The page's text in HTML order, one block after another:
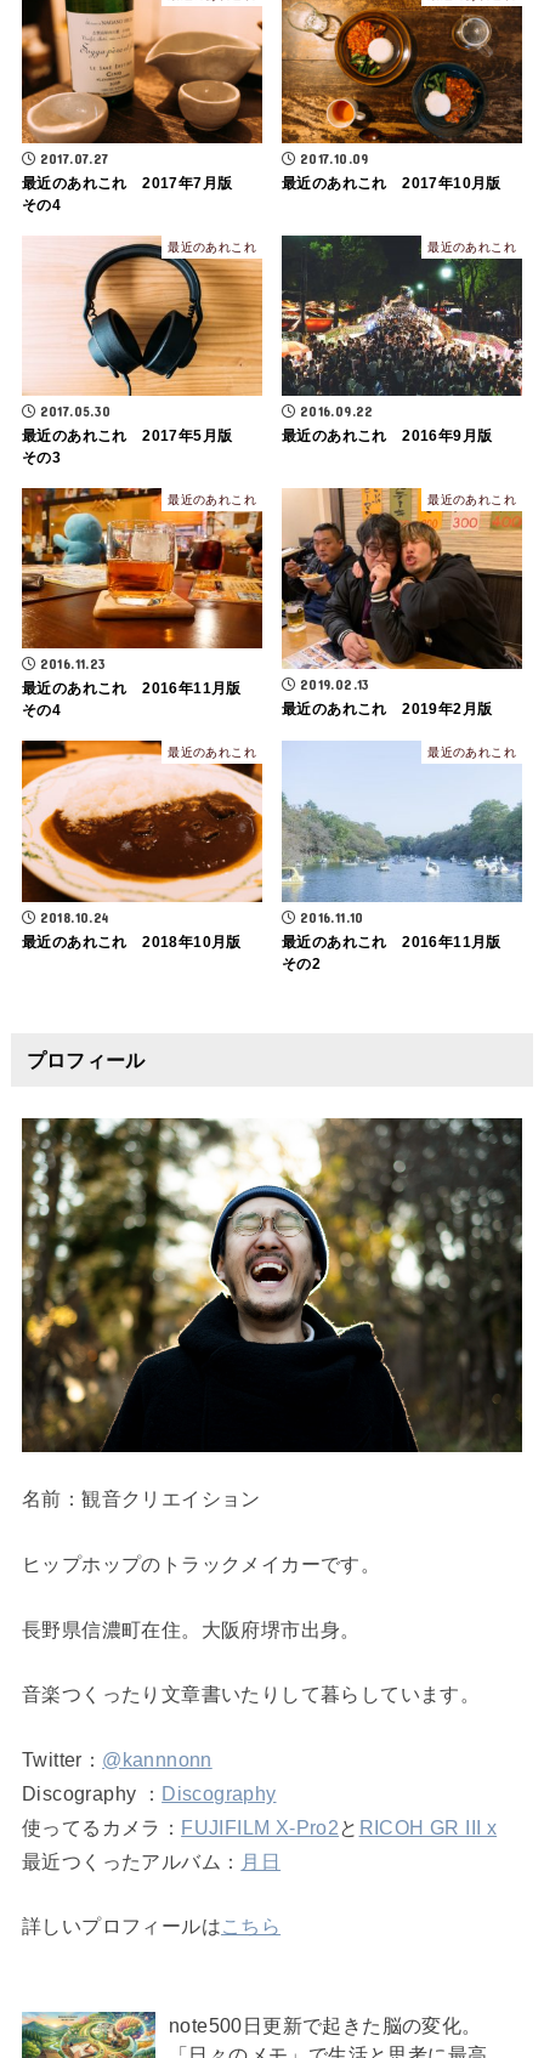
2017.07.27
最近のあれこれ 2017年7月版
その4
2017.10.09
最近のあれこれ 2017年10月版
最近のあれこれ
2017.05.30
最近のあれこれ 2017年5月版
その3
最近のあれこれ
2016.09.22
最近のあれこれ 2016年9月版
最近のあれこれ
2016.11.23
最近のあれこれ 2016年11月版
その4
最近のあれこれ
2019.02.13
最近のあれこれ 2019年2月版
最近のあれこれ
2018.10.24
最近のあれこれ 2018年10月版
最近のあれこれ
2016.11.10
最近のあれこれ 2016年11月版
その2
プロフィール
名前：観音クリエイション
ヒップホップのトラックメイカーです。
長野県信濃町在住。大阪府堺市出身。
音楽つくったり文章書いたりして暮らしています。
Twitter： @kannnonn
Discography ： Discography
使ってるカメラ： FUJIFILM X-Pro2と RICOH GR III x
最近つくったアルバム： 月日
詳しいプロフィールはこちら
note500日更新で起きた脳の変化。